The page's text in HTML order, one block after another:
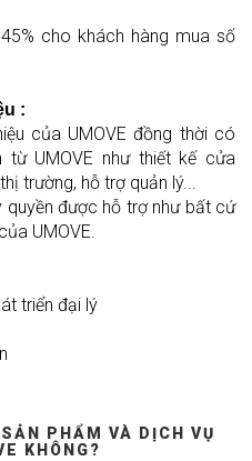
cho khách hàng mua số
:
của UMOVE đồng thời có
UMOVE như thiết kế cửa
trường, hỗ trợ quản lý...
được hỗ trợ như bất cứ
UMOVE.
triển đại lý
PHẨM VÀ DỊCH VỤ
KHÔNG?